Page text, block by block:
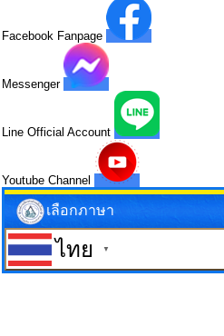
Facebook Fanpage
Messenger
Line Official Account
Youtube Channel
เลือกภาษา
ไทย ▼